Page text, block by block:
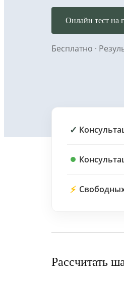
Онлайн тест на
Бесплатно ·
✓
⚡
Рассчитать